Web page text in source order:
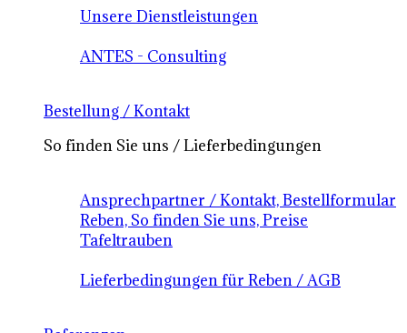
Unsere Dienstleistungen
ANTES - Consulting
Bestellung / Kontakt
So finden Sie uns / Lieferbedingungen
Ansprechpartner / Kontakt, Bestellformular
Reben, So finden Sie uns, Preise
Tafeltrauben
Lieferbedingungen für Reben / AGB